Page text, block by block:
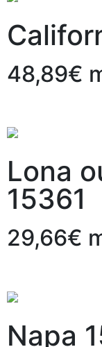
48,89€
Lona
15361
29,66€
Napa